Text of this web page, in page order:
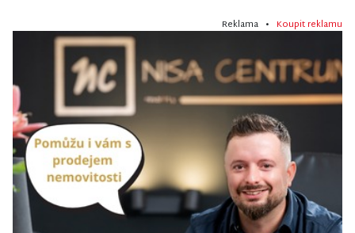
Reklama • Koupit reklamu